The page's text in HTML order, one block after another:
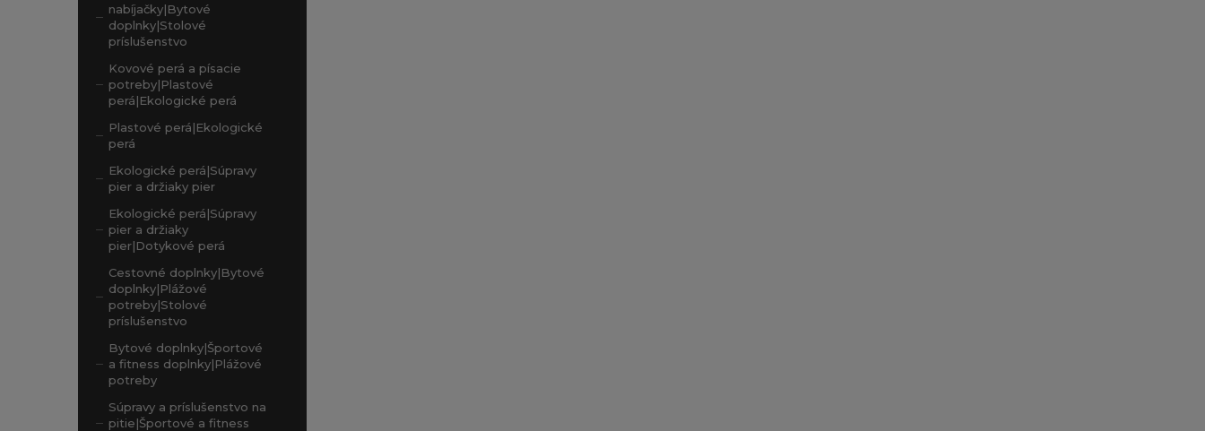
nabíjačky|Bytové
doplnky|Stolové
príslušenstvo
Kovové perá a písacie
potreby|Plastové
perá|Ekologické perá
Plastové perá|Ekologické
perá
Ekologické perá|Súpravy
pier a držiaky pier
Ekologické perá|Súpravy
pier a držiaky
pier|Dotykové perá
Cestovné doplnky|Bytové
doplnky|Plážové
potreby|Stolové
príslušenstvo
Bytové doplnky|Športové
a fitness doplnky|Plážové
potreby
Súpravy a príslušenstvo na
pitie|Športové a fitness